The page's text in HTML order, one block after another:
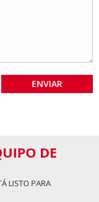
DE
LISTO PARA